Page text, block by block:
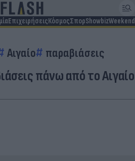
ΕπιχειρήσειςΚόσμοςΣπορShowbizWeekend
Αιγαίο παραβιάσεις
πάνω από το Αιγαίο